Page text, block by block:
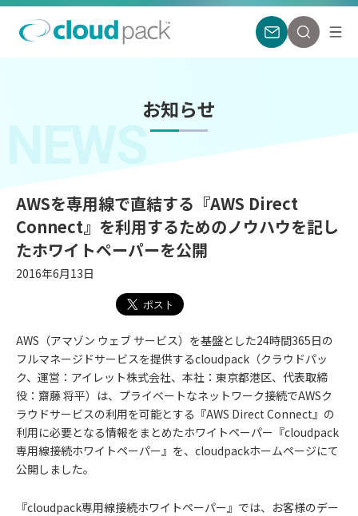
お知らせ
NEWS
AWSを専用線で直結する『AWS Direct
Connect』を利用するためのノウハウを記し
たホワイトペーパーを公開
2016年6月13日
AWS（アマゾン ウェブ サービス）を基盤とした24時間365日の
フルマネージドサービスを提供するcloudpack（クラウドパッ
ク、運営：アイレット株式会社、本社：東京都港区、代表取締
役：齋藤 将平）は、プライベートなネットワーク接続でAWSク
ラウドサービスの利用を可能とする『AWS Direct Connect』の
利用に必要となる情報をまとめたホワイトペーパー『cloudpack
専用線接続ホワイトペーパー』を、cloudpackホームページにて
公開しました。
『cloudpack専用線接続ホワイトペーパー』では、お客様のデー